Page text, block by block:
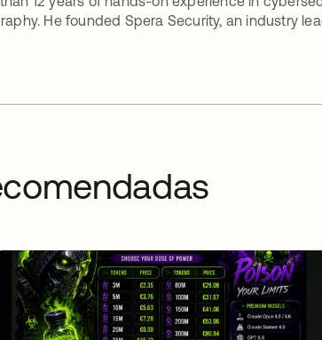
He founded Spera Security, an industry